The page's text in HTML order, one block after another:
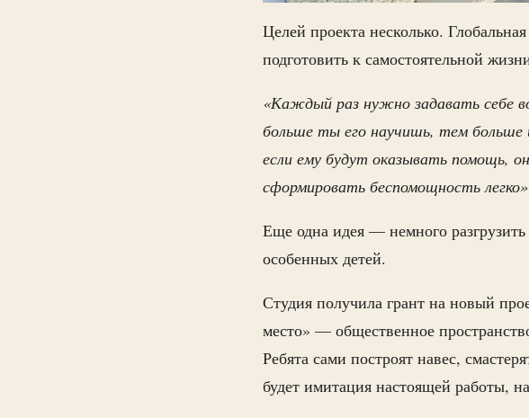
Целей проекта несколько.
подготовить к самостоятельной
«Каждый раз нужно задавать себе
больше ты его научишь, тем больше
если ему будут оказывать помощь,
сформировать беспомощность легко»
Еще одна идея — немного
особенных детей.
Студия получила грант на новый
место» — общественное
Ребята сами построят навес,
будет имитация настоящей работы,